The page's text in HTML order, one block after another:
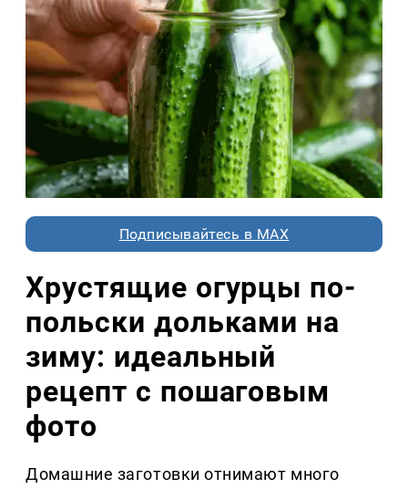
Подписывайтесь в MAX
Хрустящие огурцы по-
польски дольками на
зиму: идеальный
рецепт с пошаговым
фото
Домашние заготовки отнимают много